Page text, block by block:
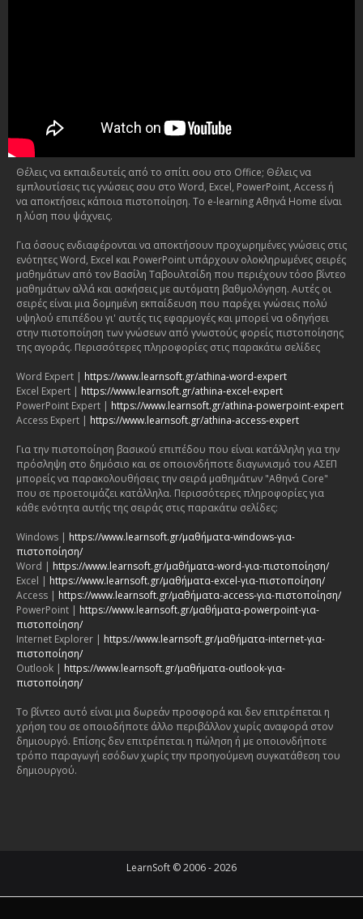
Θέλεις να εκπαιδευτείς από το σπίτι σου στο Office; Θέλεις να
εμπλουτίσεις τις γνώσεις σου στο Word, Excel, PowerPoint, Access ή
να αποκτήσεις κάποια πιστοποίηση. Το e-learning Αθηνά Home είναι
η λύση που ψάχνεις.
Για όσους ενδιαφέρονται να αποκτήσουν προχωρημένες γνώσεις στις
ενότητες Word, Excel και PowerPoint υπάρχουν ολοκληρωμένες σειρές
μαθημάτων από τον Βασίλη Ταβουλτσίδη που περιέχουν τόσο βίντεο
μαθημάτων αλλά και ασκήσεις με αυτόματη βαθμολόγηση. Αυτές οι
σειρές είναι μια δομημένη εκπαίδευση που παρέχει γνώσεις πολύ
υψηλού επιπέδου γι' αυτές τις εφαρμογές και μπορεί να οδηγήσει
στην πιστοποίηση των γνώσεων από γνωστούς φορείς πιστοποίησης
της αγοράς. Περισσότερες πληροφορίες στις παρακάτω σελίδες
Word Expert | https://www.learnsoft.gr/athina-word-expert
Excel Expert | https://www.learnsoft.gr/athina-excel-expert
PowerPoint Expert | https://www.learnsoft.gr/athina-powerpoint-expert
Access Expert | https://www.learnsoft.gr/athina-access-expert
Για την πιστοποίηση βασικού επιπέδου που είναι κατάλληλη για την
πρόσληψη στο δημόσιο και σε οποιονδήποτε διαγωνισμό του ΑΣΕΠ
μπορείς να παρακολουθήσεις την σειρά μαθημάτων "Αθηνά Core"
που σε προετοιμάζει κατάλληλα. Περισσότερες πληροφορίες για
κάθε ενότητα αυτής της σειράς στις παρακάτω σελίδες:
Windows | https://www.learnsoft.gr/μαθήματα-windows-για-
πιστοποίηση/
Word | https://www.learnsoft.gr/μαθήματα-word-για-πιστοποίηση/
Excel | https://www.learnsoft.gr/μαθήματα-excel-για-πιστοποίηση/
Access | https://www.learnsoft.gr/μαθήματα-access-για-πιστοποίηση/
PowerPoint | https://www.learnsoft.gr/μαθήματα-powerpoint-για-
πιστοποίηση/
Internet Explorer | https://www.learnsoft.gr/μαθήματα-internet-για-
πιστοποίηση/
Outlook | https://www.learnsoft.gr/μαθήματα-outlook-για-
πιστοποίηση/
Το βίντεο αυτό είναι μια δωρεάν προσφορά και δεν επιτρέπεται η
χρήση του σε οποιοδήποτε άλλο περιβάλλον χωρίς αναφορά στον
δημιουργό. Επίσης δεν επιτρέπεται η πώληση ή με οποιονδήποτε
τρόπο παραγωγή εσόδων χωρίς την προηγούμενη συγκατάθεση του
δημιουργού.
LearnSoft © 2006 - 2026